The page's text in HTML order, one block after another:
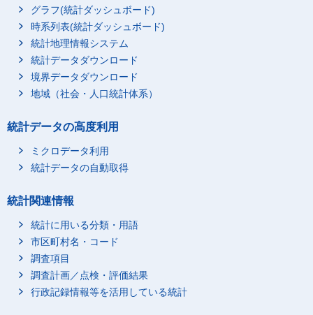
グラフ(統計ダッシュボード)
時系列表(統計ダッシュボード)
統計地理情報システム
統計データダウンロード
境界データダウンロード
地域（社会・人口統計体系）
統計データの高度利用
ミクロデータ利用
統計データの自動取得
統計関連情報
統計に用いる分類・用語
市区町村名・コード
調査項目
調査計画／点検・評価結果
行政記録情報等を活用している統計